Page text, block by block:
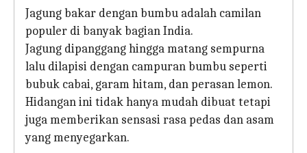
Jagung bakar dengan bumbu adalah camilan
populer di banyak bagian India.
Jagung dipanggang hingga matang sempurna
lalu dilapisi dengan campuran bumbu seperti
bubuk cabai, garam hitam, dan perasan lemon.
Hidangan ini tidak hanya mudah dibuat tetapi
juga memberikan sensasi rasa pedas dan asam
yang menyegarkan.